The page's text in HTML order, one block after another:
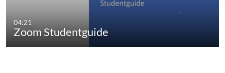
04:21
Zoom Studentguide